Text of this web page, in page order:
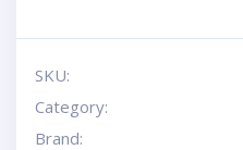
SKU:
Category:
Brand: